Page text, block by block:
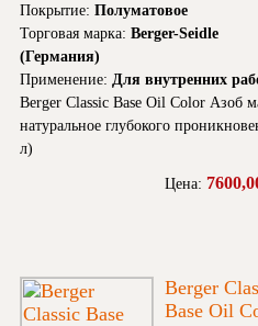
Покрытие: Полуматовое
Торговая марка: Berger-Seidle
(Германия)
Применение: Для внутренних
Berger Classic Base Oil Color Азоб
натуральное глубокого
л)
Цена:
Berger
Base Oil